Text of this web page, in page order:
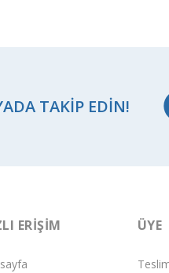
TAKIP EDIN!
ERIŞIM ÜYE